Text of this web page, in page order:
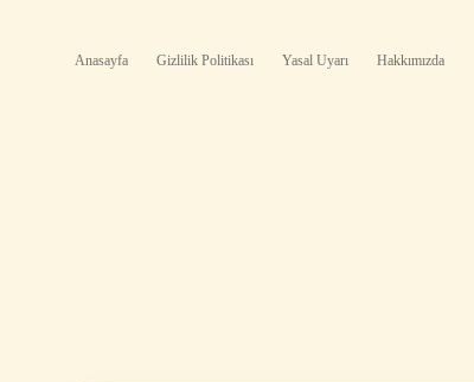
Anasayfa Gizlilik Politikası Yasal Uyarı Hakkımızda